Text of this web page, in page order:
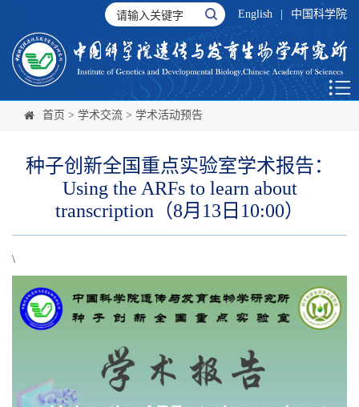
English 中国科学院
首页 > 学术交流 > 学术活动预告
种子创新全国重点实验室学术报告：
Using the ARFs to learn about
transcription（8月13日10:00）
\